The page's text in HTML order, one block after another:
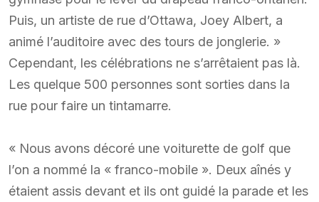
Puis, un artiste de rue d’Ottawa, Joey Albert, a
animé l’auditoire avec des tours de jonglerie. »
Cependant, les célébrations ne s’arrêtaient pas là.
Les quelque 500 personnes sont sorties dans la
rue pour faire un tintamarre.
« Nous avons décoré une voiturette de golf que
l’on a nommé la « franco-mobile ». Deux aînés y
étaient assis devant et ils ont guidé la parade et les